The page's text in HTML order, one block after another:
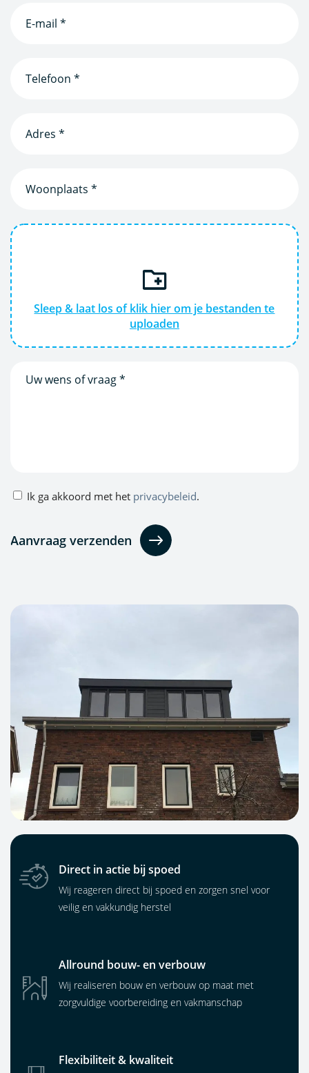
mailadres
(Vereist)
(Vereist)
Sleep & laat los of klik hier om je bestanden te
uploaden
Privacybeleid
Ik ga akkoord met het privacybeleid.
Direct in actie bij spoed
Wij reageren direct bij spoed en zorgen snel voor
veilig en vakkundig herstel
Allround bouw- en verbouw
Wij realiseren bouw en verbouw op maat met
zorgvuldige voorbereiding en vakmanschap
Flexibiliteit & kwaliteit